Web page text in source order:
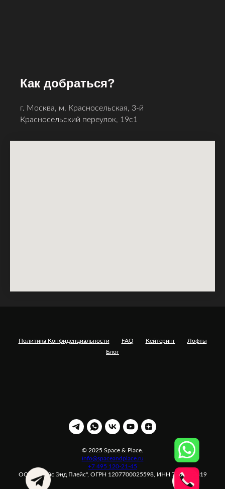
Как добраться?
г. Москва, м. Красносельская, 3-й
Красносельский ​переулок, 19с1
Политика Конфиденциальности FAQ Кейтеринг
Лофты
Блог
© 2025 Space & Place.
info@spaceandplace.ru
+7 495 120-21-45
ООО "Спейс Энд Плейс", ОГРН 1207700025598, ИНН 7708371319